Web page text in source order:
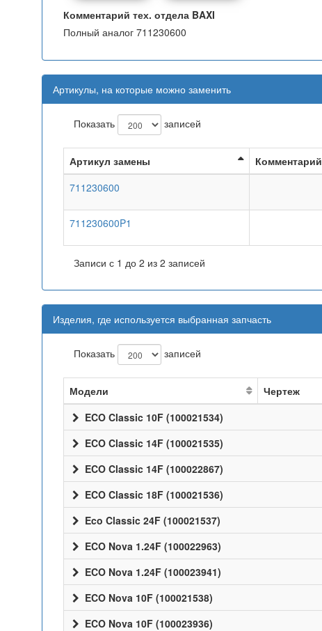
Комментарий тех. отдела BAXI
Полный аналог 711230600
Артикулы, на которые можно заменить
Показать записей
Артикул замены Комментарий
711230600
711230600P1
Записи с 1 до 2 из 2 записей
Изделия, где используется выбранная запчасть
Показать записей
Модели Чертеж
ECO Classic 10F (100021534)
ECO Classic 14F (100021535)
ECO Classic 14F (100022867)
ECO Classic 18F (100021536)
Eco Classic 24F (100021537)
ECO Nova 1.24F (100022963)
ECO Nova 1.24F (100023941)
ECO Nova 10F (100021538)
ECO Nova 10F (100023936)